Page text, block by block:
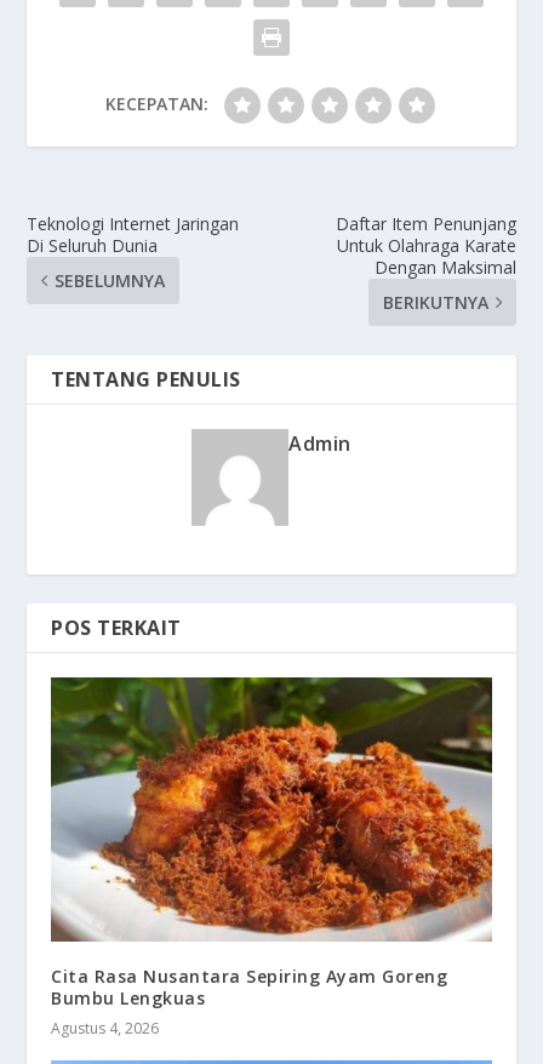
KECEPATAN:
Teknologi Internet Jaringan
Di Seluruh Dunia
SEBELUMNYA
Daftar Item Penunjang
Untuk Olahraga Karate
Dengan Maksimal
BERIKUTNYA
TENTANG PENULIS
Admin
POS TERKAIT
Cita Rasa Nusantara Sepiring Ayam Goreng
Bumbu Lengkuas
Agustus 4, 2026